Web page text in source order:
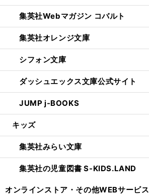
集英社Webマガジン コバルト
集英社オレンジ文庫
シフォン文庫
ダッシュエックス文庫公式サイト
JUMP j-BOOKS
キッズ
集英社みらい文庫
集英社の児童図書 S-KIDS.LAND
オンラインストア・ その他WEBサービス